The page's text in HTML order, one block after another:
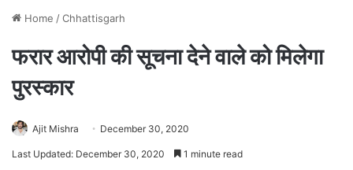
Home /Chhattisgarh
फरार आरोपी की सूचना देने वाले को मिलेगा
पुरस्कार
Ajit Mishra December 30, 2020
Last Updated: December 30, 2020 1 minute read